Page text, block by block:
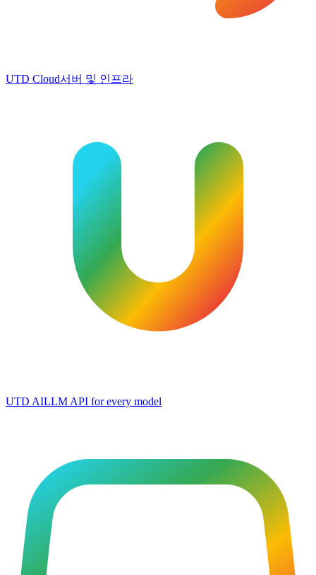
UTD Cloud서버 및 인프라
UTD AILLM API for every model